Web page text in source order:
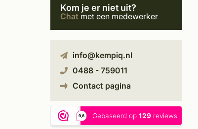
Kom je er niet uit?
Chat met een medewerker
info@kempiq.nl
0488 - 759011
Contact pagina